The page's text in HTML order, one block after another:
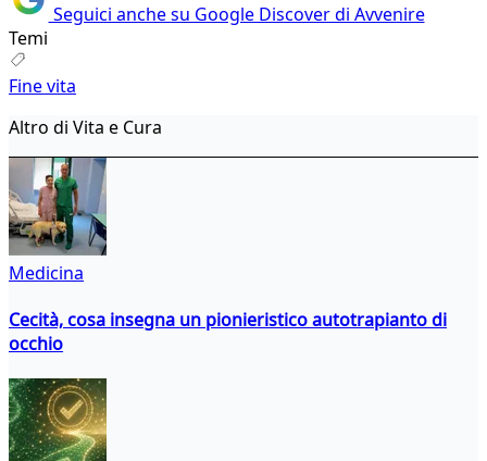
Seguici anche su Google Discover di Avvenire
Temi
Fine vita
Altro di Vita e Cura
Medicina
Cecità, cosa insegna un pionieristico autotrapianto di
occhio